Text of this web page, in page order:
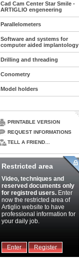
Cad Cam Center Star Smile -
ARTIGLIO engeneering
Parallelometers
Software and systems for
computer aided implantology
Drilling and threading
Conometry
Model holders
PRINTABLE VERSION
REQUEST INFORMATIONS
TELL A FRIEND…
Restricted area
Video, techniques and
reserved documents only
for registred users. Enter
now the restricted area of
Artiglio website to have
professional information for
your daily job.
Enter Register